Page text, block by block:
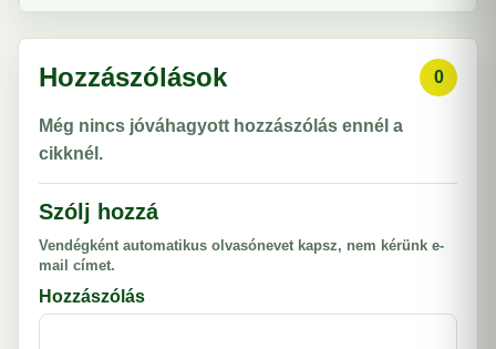
Hozzászólások 0
Még nincs jóváhagyott hozzászólás ennél a
cikknél.
Szólj hozzá
Vendégként automatikus olvasónevet kapsz, nem kérünk e-
mail címet.
Hozzászólás